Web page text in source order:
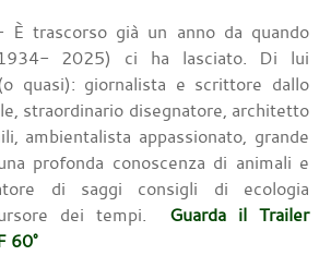
trascorso già un anno da quando
2025) ci ha lasciato. Di lui
quasi): giornalista e scrittore dallo
straordinario disegnatore, architetto
ambientalista appassionato, grande
profonda conoscenza di animali e
di saggi consigli di ecologia
dei tempi. Guarda il Trailer
60°